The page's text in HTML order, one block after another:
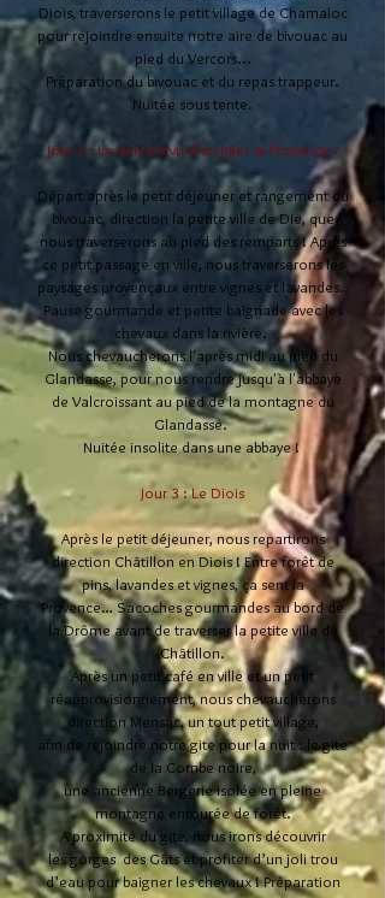
Diois, traverserons le petit village de Chamaloc
pour rejoindre ensuite notre aire de bivouac au
pied du Vercors...
Préparation du bivouac et du repas trappeur.
Nuitée sous tente.
Jour 2 : Le Vercors vu d'en bas : la Provence !
Départ après le petit déjeuner et rangement du
bivouac, direction la petite ville de Die, que
nous traverserons au pied des remparts ! Après
ce petit passage en ville, nous traverserons les
paysages provençaux entre vignes et lavandes.
Pause gourmande et petite baignade avec les
chevaux dans la rivière.
Nous chevaucherons l'après midi au pied du
Glandasse, pour nous rendre jusqu'à l'abbaye
de Valcroissant au pied de la montagne du
Glandasse.
Nuitée insolite dans une abbaye !
Jour 3 : Le Diois
Après le petit déjeuner, nous repartirons
direction Châtillon en Diois ! Entre forêt de
pins, lavandes et vignes, ça sent la
Provence…Sacoches gourmandes au bord de
la Drôme avant de traverser la petite ville de
Châtillon.
Après un petit café en ville et un petit
réapprovisionnement, nous chevaucherons
direction Mensac, un tout petit village,
afin de rejoindre notre gite pour la nuit : le gite
de la Combe noire,
une ancienne Bergerie isolée en pleine
montagne entourée de forêt.
A proximité du gite, nous irons découvrir
lesgorges des Gâts et profiter d’un joli trou
d’eau pour baigner les chevaux ! Préparation